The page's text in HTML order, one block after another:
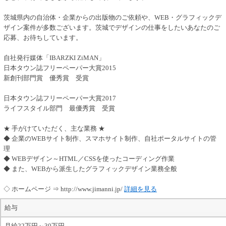
茨城県内の自治体・企業からの出版物のご依頼や、WEB・グラフィックデ
ザイン案件が多数ございます。茨城でデザインの仕事をしたいあなたのご
応募、お待ちしています。
自社発行媒体「IBARZKI ZiMAN」
日本タウン誌フリーペーパー大賞2015
新創刊部門賞 優秀賞 受賞
日本タウン誌フリーペーパー大賞2017
ライフスタイル部門 最優秀賞 受賞
★ 手がけていただく、主な業務 ★
◆ 企業のWEBサイト制作、スマホサイト制作、自社ポータルサイトの管
理
◆ WEBデザイン～HTML／CSSを使ったコーディング作業
◆ また、WEBから派生したグラフィックデザイン業務全般
◇ ホームページ ⇒ http://www.jimanni.jp/ 詳細を見る
給与